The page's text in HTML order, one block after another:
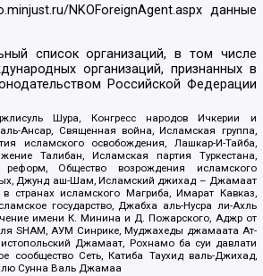
NKOForeignAgent.aspxданные
список организаций, в том числе
организаций, признанных в
Российской Федерации
Шура, Конгресс народов Ичкерии и
Ансар, Священная война, Исламская группа,
исламского освобождения, Лашкар-И-Тайба,
Талибан, Исламская партия Туркестана,
Общество возрождения исламского
Джунд аш-Шам, Исламский джихад – Джамаат
странах исламского Магриба, Имарат Кавказ,
государство, Джабха аль-Нусра ли-Ахль
имени К. Минина и Д. Пожарского, Аджр от
SHAM, АУМ Синрике, Муджахеды джамаата Ат-
Джамаат, Рохнамо ба суи давлати
сообщество Сеть, Катиба Таухид валь-Джихад,
Сунна Валь Джамаа